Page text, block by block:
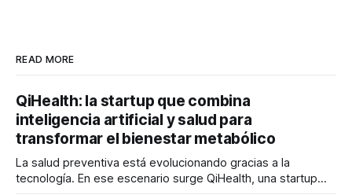
READ MORE
QiHealth: la startup que combina
inteligencia artificial y salud para
transformar el bienestar metabólico
La salud preventiva está evolucionando gracias a la
tecnología. En ese escenario surge QiHealth, una startup